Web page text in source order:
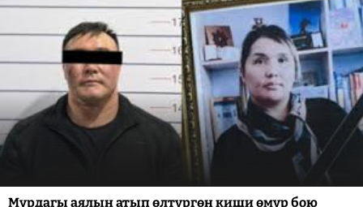
Мурдагы аялын атып өлтүргөн киши өмүр бою